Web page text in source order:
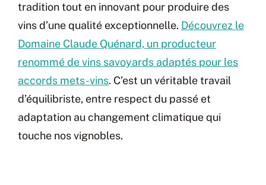
tradition tout en innovant pour produire des
vins d’une qualité exceptionnelle. Découvrez le
Domaine Claude Quénard, un producteur
renommé de vins savoyards adaptés pour les
accords mets-vins. C’est un véritable travail
d’équilibriste, entre respect du passé et
adaptation au changement climatique qui
touche nos vignobles.